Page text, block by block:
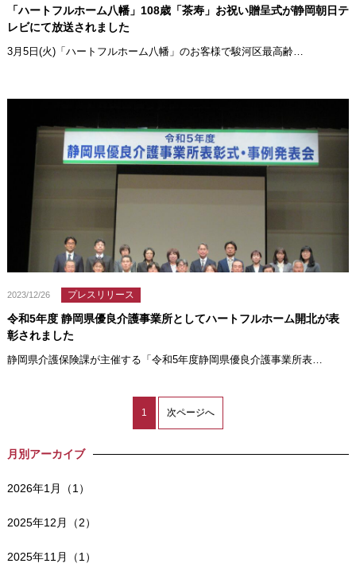
「ハートフルホーム八幡」108歳「茶寿」お祝い贈呈式が静岡朝日テ
レビにて放送されました
3月5日(火)「ハートフルホーム八幡」のお客様で駿河区最高齢…
2023/12/26 プレスリリース
令和5年度 静岡県優良介護事業所としてハートフルホーム開北が表
彰されました
静岡県介護保険課が主催する「令和5年度静岡県優良介護事業所表…
1 次ページへ
月別アーカイブ
2026年1月（1）
2025年12月（2）
2025年11月（1）